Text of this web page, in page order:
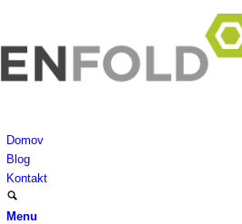
Domov
Blog
Kontakt
Menu